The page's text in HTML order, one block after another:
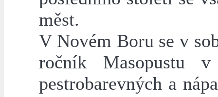
měst.
V Novém Boru se v
ročník Masopustu
pestrobarevných a